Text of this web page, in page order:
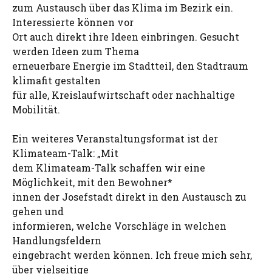
zum Austausch über das Klima im Bezirk ein.
Interessierte können vor
Ort auch direkt ihre Ideen einbringen. Gesucht
werden Ideen zum Thema
erneuerbare Energie im Stadtteil, den Stadtraum
klimafit gestalten
für alle, Kreislaufwirtschaft oder nachhaltige
Mobilität.
Ein weiteres Veranstaltungsformat ist der
Klimateam-Talk: „Mit
dem Klimateam-Talk schaffen wir eine
Möglichkeit, mit den Bewohner*
innen der Josefstadt direkt in den Austausch zu
gehen und
informieren, welche Vorschläge in welchen
Handlungsfeldern
eingebracht werden können. Ich freue mich sehr,
über vielseitige